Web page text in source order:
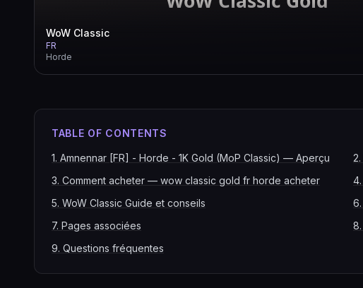
WoW Classic
FR
Horde
TABLE OF CONTENTS
1. Amnennar [FR] - Horde - 1K Gold (MoP Classic) — Aperçu 2.
3. Comment acheter — wow classic gold fr horde acheter 4.
5. WoW Classic Guide et conseils 6.
7. Pages associées 8.
9. Questions fréquentes